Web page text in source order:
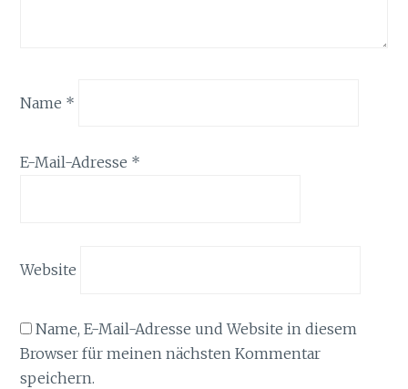
Name *
E-Mail-Adresse *
Website
Name, E-Mail-Adresse und Website in diesem
Browser für meinen nächsten Kommentar
speichern.